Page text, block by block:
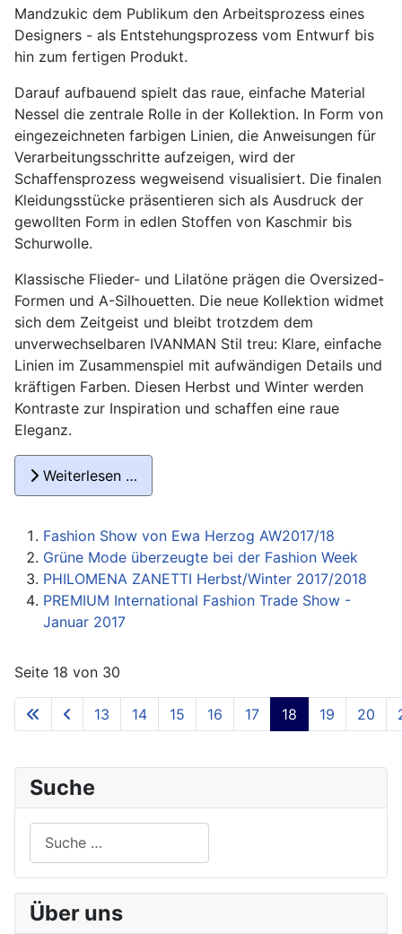
Mandzukic dem Publikum den Arbeitsprozess eines
Designers - als Entstehungsprozess vom Entwurf bis
hin zum fertigen Produkt.
Darauf aufbauend spielt das raue, einfache Material
Nessel die zentrale Rolle in der Kollektion. In Form von
eingezeichneten farbigen Linien, die Anweisungen für
Verarbeitungsschritte aufzeigen, wird der
Schaffensprozess wegweisend visualisiert. Die finalen
Kleidungsstücke präsentieren sich als Ausdruck der
gewollten Form in edlen Stoffen von Kaschmir bis
Schurwolle.
Klassische Flieder- und Lilatöne prägen die Oversized-
Formen und A-Silhouetten. Die neue Kollektion widmet
sich dem Zeitgeist und bleibt trotzdem dem
unverwechselbaren IVANMAN Stil treu: Klare, einfache
Linien im Zusammenspiel mit aufwändigen Details und
kräftigen Farben. Diesen Herbst und Winter werden
Kontraste zur Inspiration und schaffen eine raue
Eleganz.
Weiterlesen …
Fashion Show von Ewa Herzog AW2017/18
Grüne Mode überzeugte bei der Fashion Week
PHILOMENA ZANETTI Herbst/Winter 2017/2018
PREMIUM International Fashion Trade Show -
Januar 2017
Seite 18 von 30
13 14 15 16 17 18 19 20
Suche
Über uns